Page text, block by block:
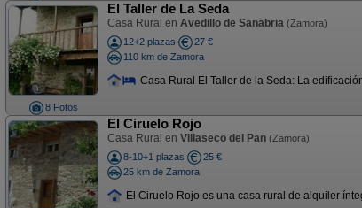
8 Fotos
El Taller de La Seda
Casa Rural en Avedillo de Sanabria (Zamora)
12+2 plazas
27 €
110 km de Zamora
Casa Rural El Taller de la Seda: La
El Ciruelo Rojo
Casa Rural en Villaseco del Pan (Zamora)
8-10+1 plazas
25 €
25 km de Zamora
El Ciruelo Rojo es una casa rural de alquiler